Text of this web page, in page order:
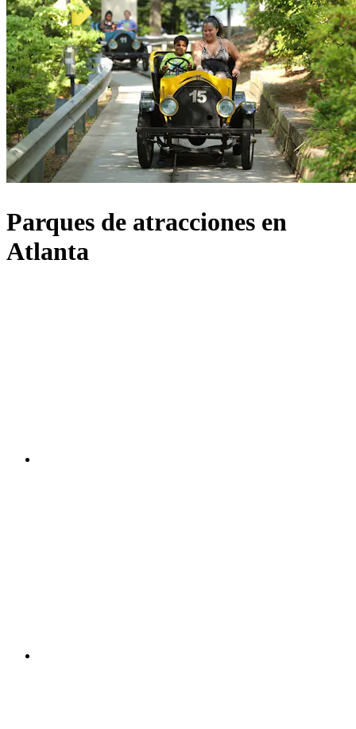
Parques de atracciones en
Atlanta